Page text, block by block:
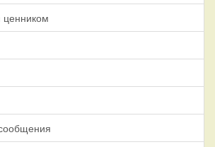
ценником